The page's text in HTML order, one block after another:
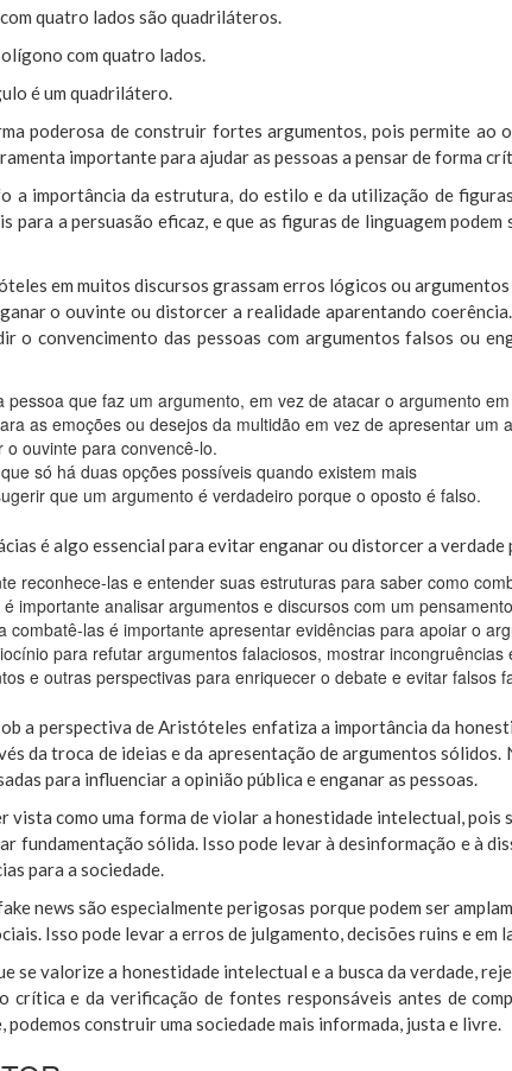
quatro lados são quadriláteros.
com quatro lados.
é um quadrilátero.
poderosa de construir fortes argumentos, pois permite
importante para ajudar as pessoas a pensar de forma
a importância da estrutura, do estilo e da utilização de
para a persuasão eficaz, e que as figuras de linguagem
em muitos discursos grassam erros lógicos ou
o ouvinte ou distorcer a realidade aparentando
o convencimento das pessoas com argumentos falsos ou
pessoa que faz um argumento, em vez de atacar o argumento
as emoções ou desejos da multidão em vez de apresentar um
o ouvinte para convencê-lo.
só há duas opções possíveis quando existem mais
que um argumento é verdadeiro porque o oposto é falso.
é algo essencial para evitar enganar ou distorcer a
reconhece-las e entender suas estruturas para saber como
importante analisar argumentos e discursos com um
combatê-las é importante apresentar evidências para apoiar o
para refutar argumentos falaciosos, mostrar incongruências
e outras perspectivas para enriquecer o debate e evitar falsos
a perspectiva de Aristóteles enfatiza a importância da
da troca de ideias e da apresentação de argumentos
para influenciar a opinião pública e enganar as pessoas.
vista como uma forma de violar a honestidade intelectual,
fundamentação sólida. Isso pode levar à desinformação e à
para a sociedade.
news são especialmente perigosas porque podem ser
Isso pode levar a erros de julgamento, decisões ruins e
se valorize a honestidade intelectual e a busca da verdade,
crítica e da verificação de fontes responsáveis antes de
podemos construir uma sociedade mais informada, justa e livre.